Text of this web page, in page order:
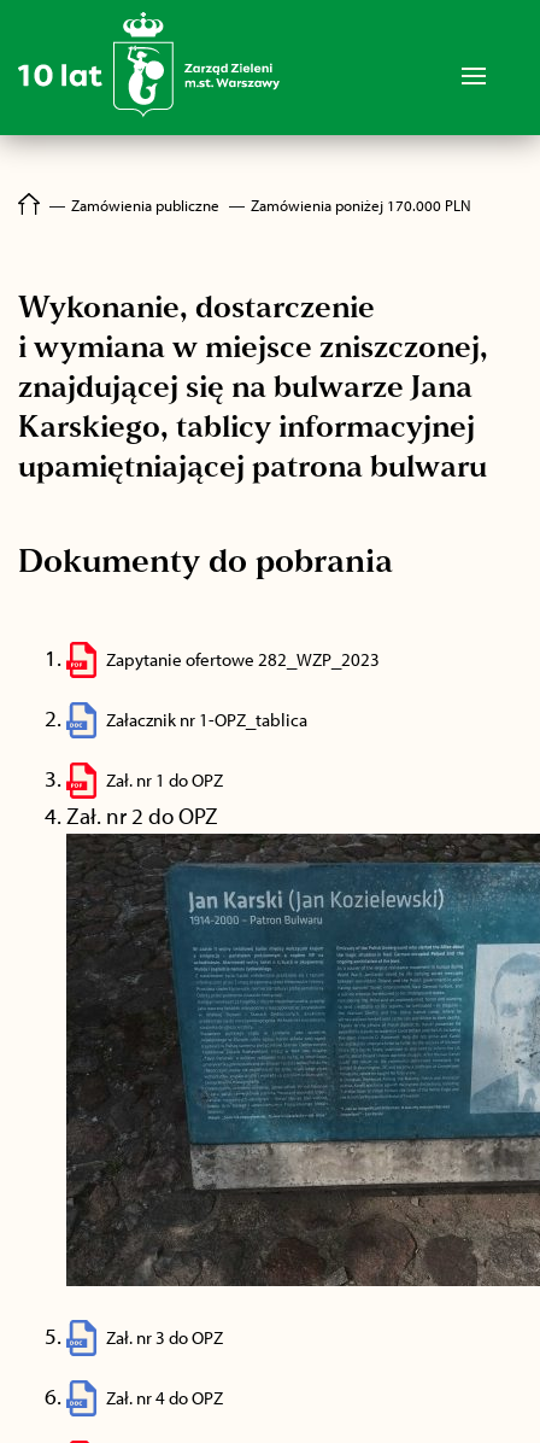
― Zamówienia publiczne ― Zamówienia poniżej 170.000 PLN
Wykonanie, dostarczenie
i wymiana w miejsce zniszczonej,
znajdującej się na bulwarze Jana
Karskiego, tablicy informacyjnej
upamiętniającej patrona bulwaru
Dokumenty do pobrania
Zapytanie ofertowe 282_WZP_2023
Załacznik nr 1-OPZ_tablica
Zał. nr 1 do OPZ
Zał. nr 2 do OPZ
Zał. nr 3 do OPZ
Zał. nr 4 do OPZ